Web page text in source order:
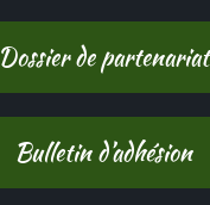
Dossier de partenariat
Bulletin d’adhésion